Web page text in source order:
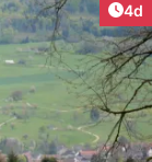
4d